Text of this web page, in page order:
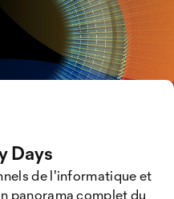
Days
de l'informatique et
panorama complet du